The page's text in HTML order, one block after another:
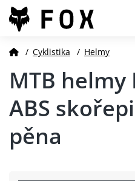
/ Cyklistika / Helmy
MTB helmy
ABS
pěna